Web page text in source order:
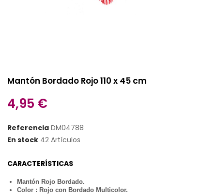
Mantón Bordado Rojo 110 x 45 cm
4,95 €
Referencia DM04788
En stock 42 Artículos
CARACTERÍSTICAS
Mantón Rojo Bordado.
Color : Rojo con Bordado Multicolor.